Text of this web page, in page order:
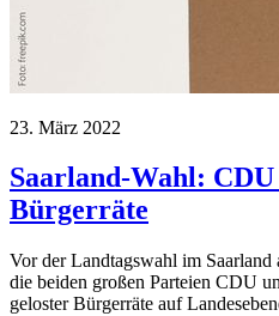
23. März 2022
Saarland-Wahl:
Bürgerräte
Vor der Landtagswahl im
die beiden großen Parteien CDU
geloster Bürgerräte auf